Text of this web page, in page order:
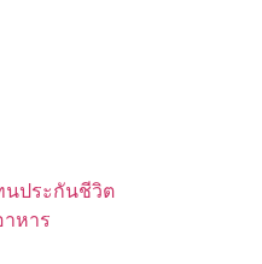
นประกันชีวิต
หาร